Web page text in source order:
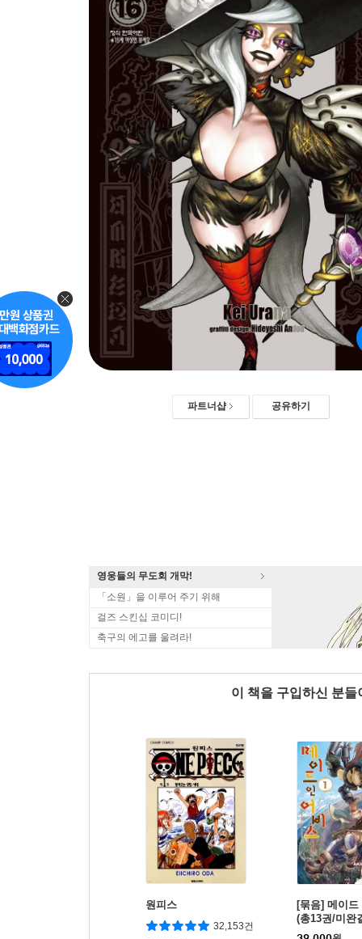
파트너샵 공유하기
영웅들의 무도회 개막!
「소원」을 이루어 주기 위해
걸즈 스킨십 코미디!
축구의 에고를 울려라!
이 책을 구입하신 분
원피스
32,153건
[묶음] 메이
(총13권/미완